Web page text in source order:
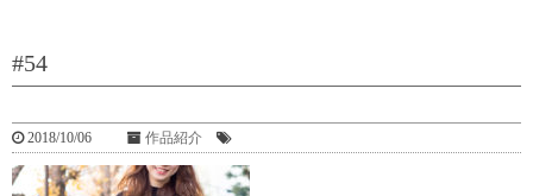
#54
2018/10/06 作品紹介